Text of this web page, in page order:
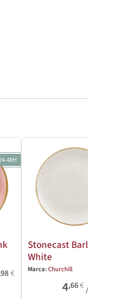
48H
€
Stonecast Barley
White
Marca:Churchill
4,66€/